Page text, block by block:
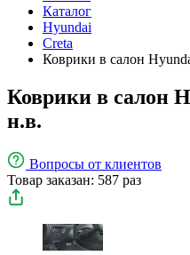
Каталог
Hyundai
Creta
Коврики в салон
Коврики в салон
н.в.
Вопросы от клиентов
Товар заказан: 587 раз